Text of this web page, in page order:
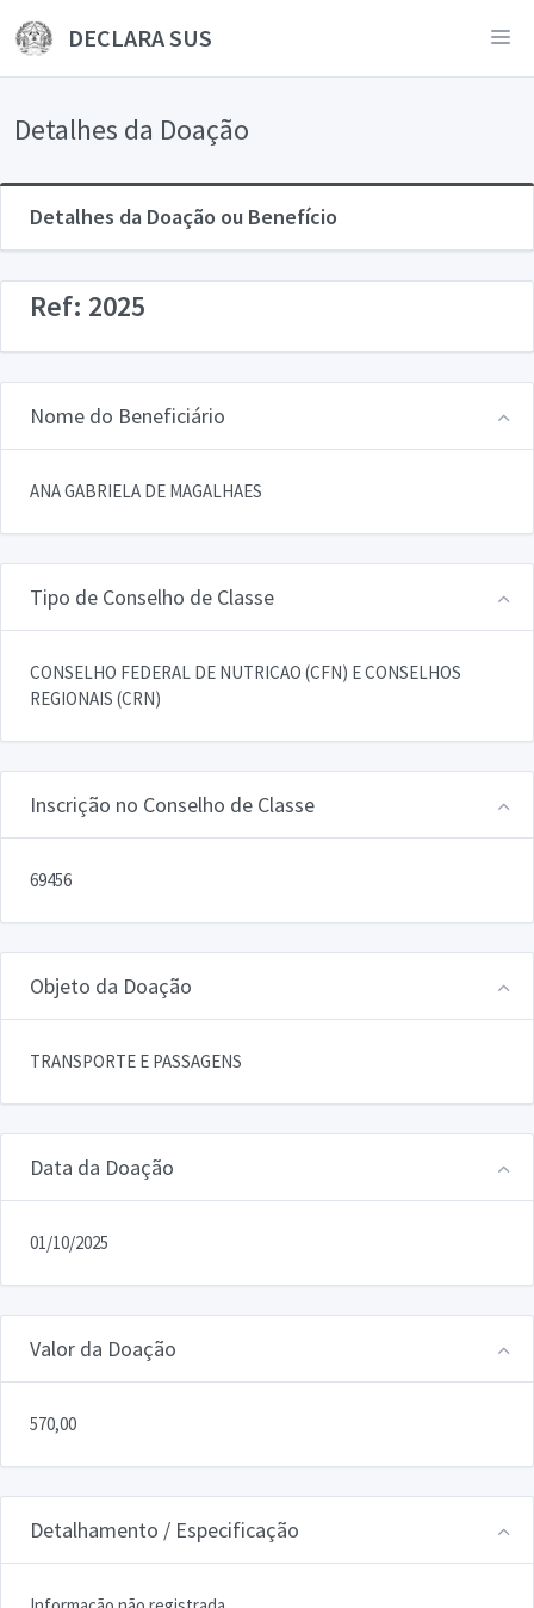
DECLARA SUS
Detalhes da Doação
Detalhes da Doação ou Benefício
Ref: 2025
Nome do Beneficiário
ANA GABRIELA DE MAGALHAES
Tipo de Conselho de Classe
CONSELHO FEDERAL DE NUTRICAO (CFN) E CONSELHOS
REGIONAIS (CRN)
Inscrição no Conselho de Classe
69456
Objeto da Doação
TRANSPORTE E PASSAGENS
Data da Doação
01/10/2025
Valor da Doação
570,00
Detalhamento / Especificação